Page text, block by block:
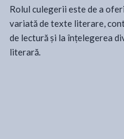
Rolul culegerii este de a
variată de texte literare,
de lectură și la înțelegerea
literară.